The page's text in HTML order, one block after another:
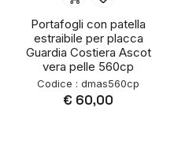
Portafogli con patella
estraibile per placca
Guardia Costiera Ascot
vera pelle 560cp
Codice : dmas560cp
€ 60,00